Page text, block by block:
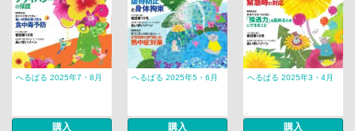
へるぱる 2025年7・8月
購入
へるぱる 2025年5・6月
購入
へるぱる 2025年3・4月
購入